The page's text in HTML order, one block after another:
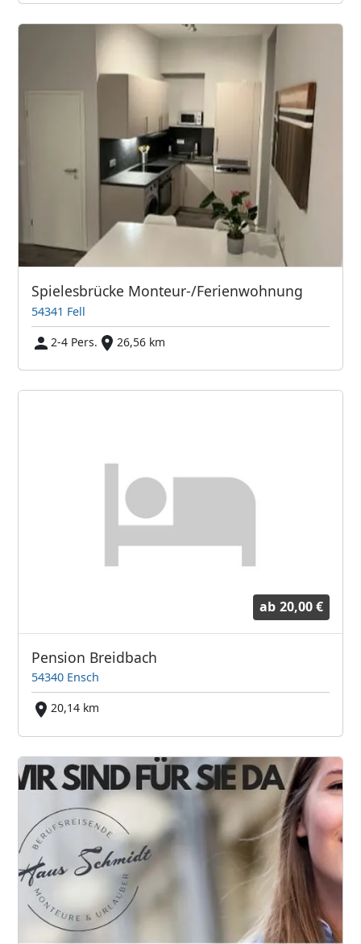
Spielesbrücke Monteur-/Ferienwohnung
54341 Fell
2-4 Pers.
26,56 km
ab 20,00 €
Pension Breidbach
54340 Ensch
20,14 km